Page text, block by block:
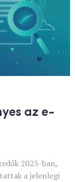
az e-
2023-ban,
a jelenlegi